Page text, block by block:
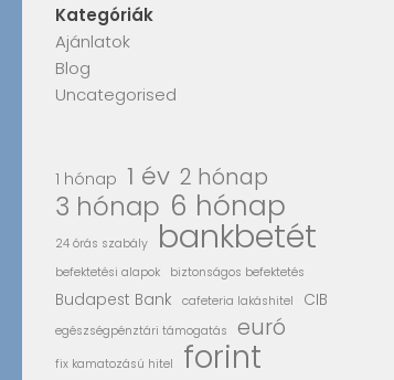
Kategóriák
Ajánlatok
Blog
Uncategorised
1 hónap 1 év 2 hónap
3 hónap 6 hónap
24 órás szabály bankbetét
befektetési alapok biztonságos befektetés
Budapest Bank cafeteria lakáshitel CIB
egészségpénztári támogatás euró
fix kamatozású hitel forint